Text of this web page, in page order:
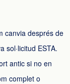
canvia després de
sol·licitud ESTA.
antic si no en
complet o